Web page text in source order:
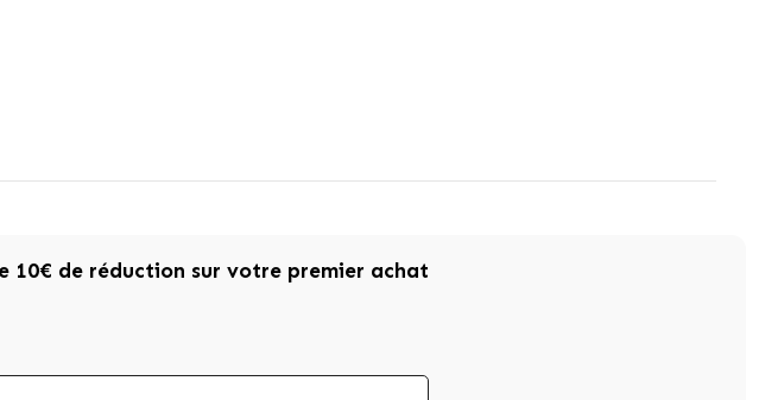
10€ de réduction sur votre premier achat